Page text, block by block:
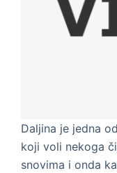
Daljina je jedna
koji voli nekoga
snovima i onda